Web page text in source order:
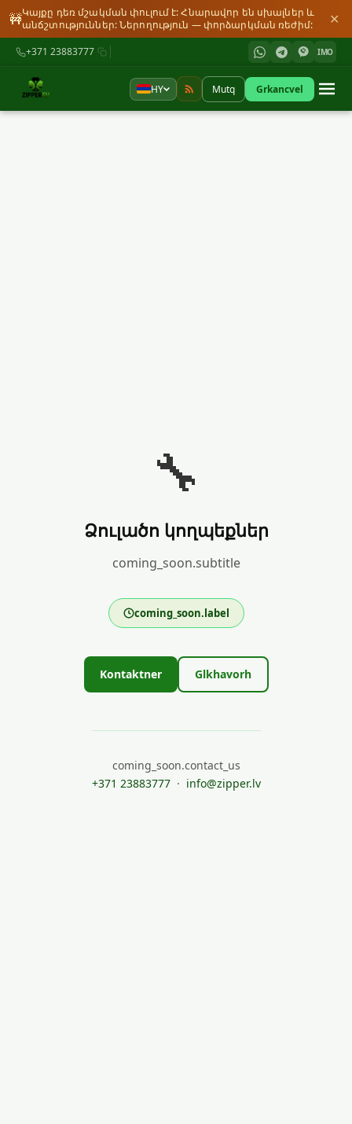
🚧Կայքը դեռ մշակման փուլում է: Հնարավոր են սխալներ և
անճշտություններ: Ներողություն — փորձարկման ռեժիմ:
✕
+371 23883777 IMO
HY Mutq Grkancvel
🔧
Ձուլածո կողպեքներ
coming_soon.subtitle
coming_soon.label
Kontaktner Glkhavorh
coming_soon.contact_us
+371 23883777· info@zipper.lv